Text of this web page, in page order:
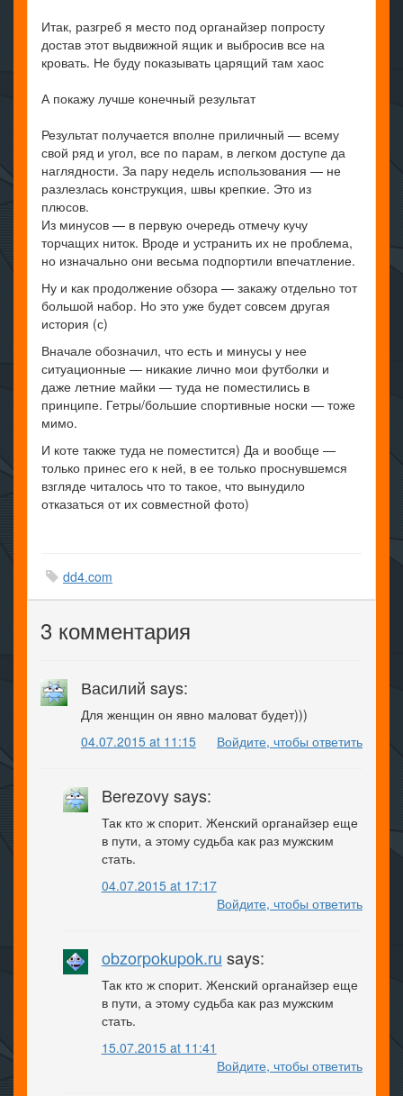
Итак, разгреб я место под органайзер попросту
достав этот выдвижной ящик и выбросив все на
кровать. Не буду показывать царящий там хаос
А покажу лучше конечный результат
Результат получается вполне приличный — всему
свой ряд и угол, все по парам, в легком доступе да
наглядности. За пару недель использования — не
разлезлась конструкция, швы крепкие. Это из
плюсов.
Из минусов — в первую очередь отмечу кучу
торчащих ниток. Вроде и устранить их не проблема,
но изначально они весьма подпортили впечатление.
Ну и как продолжение обзора — закажу отдельно тот
большой набор. Но это уже будет совсем другая
история (с)
Вначале обозначил, что есть и минусы у нее
ситуационные — никакие лично мои футболки и
даже летние майки — туда не поместились в
принципе. Гетры/большие спортивные носки — тоже
мимо.
И коте также туда не поместится) Да и вообще —
только принес его к ней, в ее только проснувшемся
взгляде читалось что то такое, что вынудило
отказаться от их совместной фото)
dd4.com
3 комментария
Василий says:
Для женщин он явно маловат будет)))
04.07.2015 at 11:15
Войдите, чтобы ответить
Berezovy says:
Так кто ж спорит. Женский органайзер еще
в пути, а этому судьба как раз мужским
стать.
04.07.2015 at 17:17
Войдите, чтобы ответить
obzorpokupok.ru says:
Так кто ж спорит. Женский органайзер еще
в пути, а этому судьба как раз мужским
стать.
15.07.2015 at 11:41
Войдите, чтобы ответить